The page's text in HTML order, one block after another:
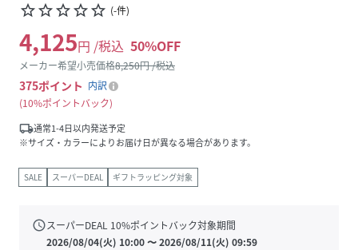
star_borderstar_borderstar_borderstar_borderstar_border (-件)
4,125円 /税込 50%OFF
メーカー希望小売価格8,250円 /税込
375ポイント 内訳
10%ポイントバック
local_shipping通常1-4日以内発送予定
※サイズ・カラーによりお届け日が異なる場合があります。
SALE スーパーDEAL ギフトラッピング対象
scheduleスーパーDEAL 10%ポイントバック対象期間
2026/08/04(火) 10:00〜2026/08/11(火) 09:59